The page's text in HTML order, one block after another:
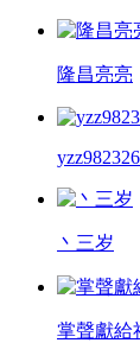
隆昌亮亮
丶三岁
掌聲獻給